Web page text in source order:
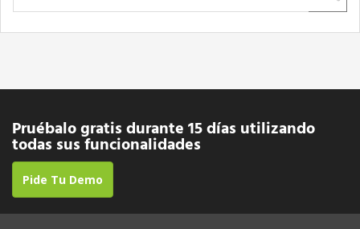
Pruébalo gratis durante 15 días utilizando
todas sus funcionalidades
Pide Tu Demo